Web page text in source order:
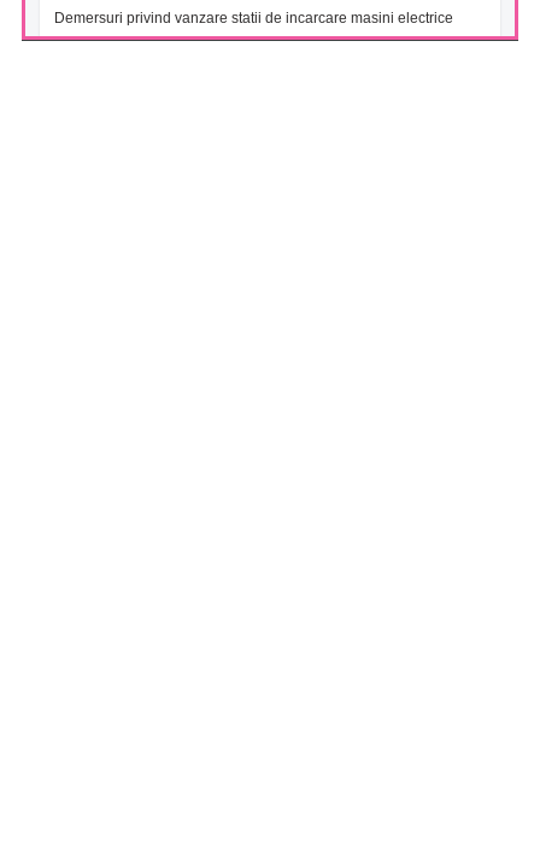
Demersuri privind vanzare statii de incarcare masini electrice